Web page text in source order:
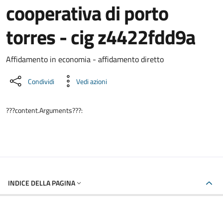
cooperativa di porto
torres - cig z4422fdd9a
Dettaglio del documento
Affidamento in economia - affidamento diretto
Condividi Vedi azioni
???content.Arguments???:
INDICE DELLA PAGINA